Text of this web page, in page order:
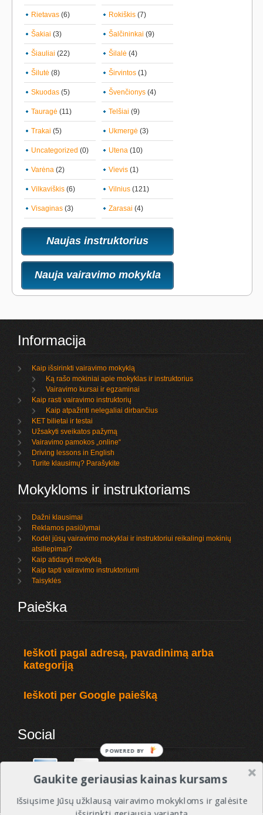
Rietavas (6) Rokiškis (7)
Šakiai (3) Šalčininkai (9)
Šiauliai (22) Šilalė (4)
Šilutė (8) Širvintos (1)
Skuodas (5) Švenčionys (4)
Tauragė (11) Telšiai (9)
Trakai (5) Ukmergė (3)
Uncategorized (0) Utena (10)
Varėna (2) Vievis (1)
Vilkaviškis (6) Vilnius (121)
Visaginas (3) Zarasai (4)
Naujas instruktorius
Nauja vairavimo mokykla
Informacija
Kaip išsirinkti vairavimo mokyklą
Ką rašo mokiniai apie mokyklas ir instruktorius
Vairavimo kursai ir egzaminai
Kaip rasti vairavimo instruktorių
Kaip atpažinti nelegaliai dirbančius
KET bilietai ir testai
Užsakyti sveikatos pažymą
Vairavimo pamokos „online“
Driving lessons in English
Turite klausimų? Parašykite
Mokykloms ir instruktoriams
Dažni klausimai
Reklamos pasiūlymai
Kodėl jūsų vairavimo mokyklai ir instruktoriui reikalingi mokinių
atsiliepimai?
Kaip atidaryti mokyklą
Kaip tapti vairavimo instruktoriumi
Taisyklės
Paieška
Ieškoti pagal adresą, pavadinimą arba
kategoriją
Ieškoti per Google paiešką
Social
Gaukite geriausias kainas kursams
Išsiųsime Jūsų užklausą vairavimo mokykloms ir galėsite
POWERED
BY